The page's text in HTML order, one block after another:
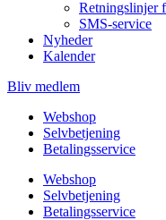
Retningslinjer
SMS-service
Nyheder
Kalender
Bliv medlem
Webshop
Selvbetjening
Betalingsservice
Webshop
Selvbetjening
Betalingsservice